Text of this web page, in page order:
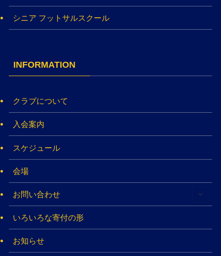
シニア フットサルスクール
INFORMATION
クラブについて
入会案内
スケジュール
会場
お問い合わせ
いろいろな寄付の形
お知らせ